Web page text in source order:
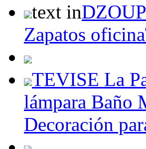
text in
Zapatos
TEVISE La
lámpara Baño
Decoración